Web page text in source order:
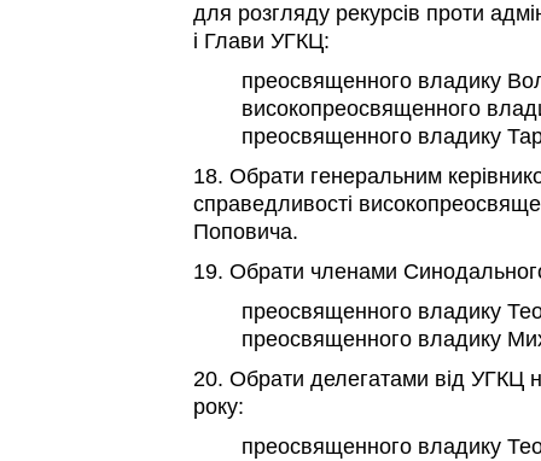
для розгляду рекурсів проти
і Глави УГКЦ:
преосвященного владику
високопреосвященного
преосвященного владику
18. Обрати генеральним
справедливості
Поповича.
19. Обрати членами
преосвященного владику
преосвященного владику
20. Обрати делегатами від УГКЦ
року:
преосвященного владику